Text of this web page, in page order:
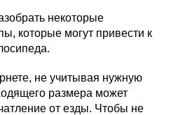
некоторые
которые могут привести к
не учитывая нужную
размера может
от езды. Чтобы не